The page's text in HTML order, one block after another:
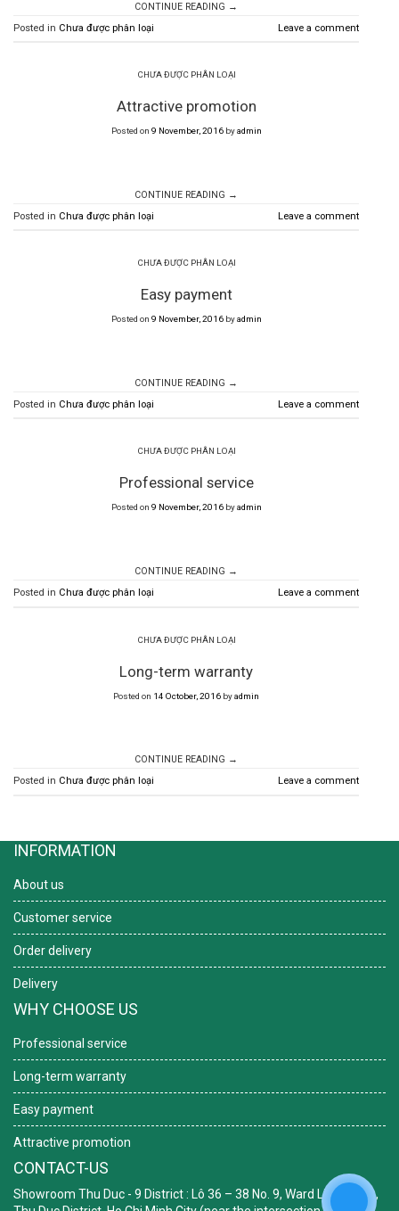
CONTINUE READING →
Posted in Chưa được phân loại Leave a comment
CHƯA ĐƯỢC PHÂN LOẠI
Attractive promotion
Posted on 9 November, 2016byadmin
CONTINUE READING →
Posted in Chưa được phân loại Leave a comment
CHƯA ĐƯỢC PHÂN LOẠI
Easy payment
Posted on 9 November, 2016byadmin
CONTINUE READING →
Posted in Chưa được phân loại Leave a comment
CHƯA ĐƯỢC PHÂN LOẠI
Professional service
Posted on 9 November, 2016byadmin
CONTINUE READING →
Posted in Chưa được phân loại Leave a comment
CHƯA ĐƯỢC PHÂN LOẠI
Long-term warranty
Posted on 14 October, 2016 byadmin
CONTINUE READING →
Posted in Chưa được phân loại Leave a comment
INFORMATION
About us
Customer service
Order delivery
Delivery
WHY CHOOSE US
Professional service
Long-term warranty
Easy payment
Attractive promotion
CONTACT-US
Showroom Thu Duc - 9 District: Lô 36 – 38 No. 9, Ward Linh Trung,